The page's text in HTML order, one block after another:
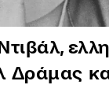
Δράμας